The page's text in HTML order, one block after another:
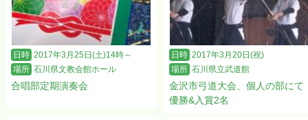
日時 2017年3月25日(土)14時～
場所 石川県文教会館ホール
合唱部定期演奏会
日時 2017年3月20日(祝)
場所 石川県立武道館
金沢市弓道大会、個人の部にて
優勝&入賞2名